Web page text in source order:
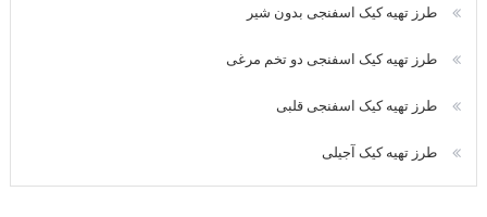
طرز تهیه کیک اسفنجی بدون شیر
طرز تهیه کیک اسفنجی دو تخم مرغی
طرز تهیه کیک اسفنجی قلبی
طرز تهیه کیک آجیلی